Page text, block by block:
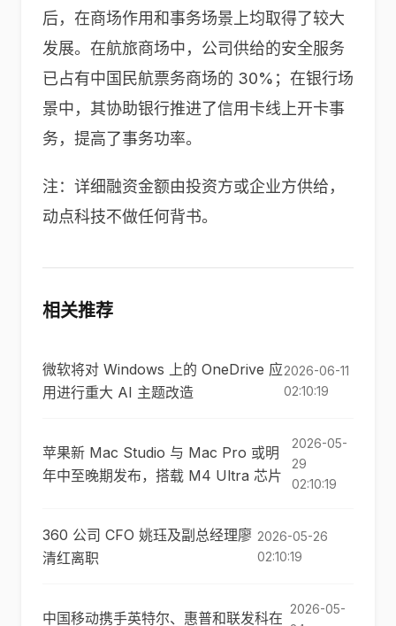
后，在商场作用和事务场景上均取得了较大
发展。在航旅商场中，公司供给的安全服务
已占有中国民航票务商场的 30%；在银行场
景中，其协助银行推进了信用卡线上开卡事
务，提高了事务功率。
注：详细融资金额由投资方或企业方供给，
动点科技不做任何背书。
相关推荐
微软将对 Windows 上的 OneDrive 应
用进行重大 AI 主题改造
2026-06-11
02:10:19
苹果新 Mac Studio 与 Mac Pro 或明
年中至晚期发布，搭载 M4 Ultra 芯片
2026-05-
29
02:10:19
360 公司 CFO 姚珏及副总经理廖
清红离职
2026-05-26
02:10:19
中国移动携手英特尔、惠普和联发科在 2026-05-